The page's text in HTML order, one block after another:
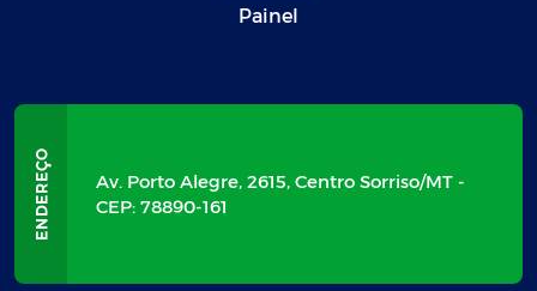
Painel
Av. Porto Alegre, 2615, Centro Sorriso/MT -
CEP: 78890-161